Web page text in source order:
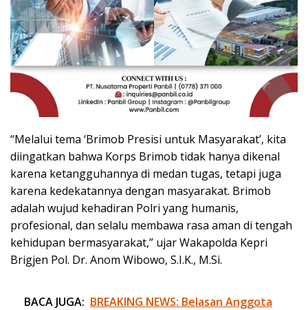
“Melalui tema ‘Brimob Presisi untuk Masyarakat’, kita
diingatkan bahwa Korps Brimob tidak hanya dikenal
karena ketangguhannya di medan tugas, tetapi juga
karena kedekatannya dengan masyarakat. Brimob
adalah wujud kehadiran Polri yang humanis,
profesional, dan selalu membawa rasa aman di tengah
kehidupan bermasyarakat,” ujar Wakapolda Kepri
Brigjen Pol. Dr. Anom Wibowo, S.I.K., M.Si.
BACA JUGA: BREAKING NEWS: Belasan Anggota